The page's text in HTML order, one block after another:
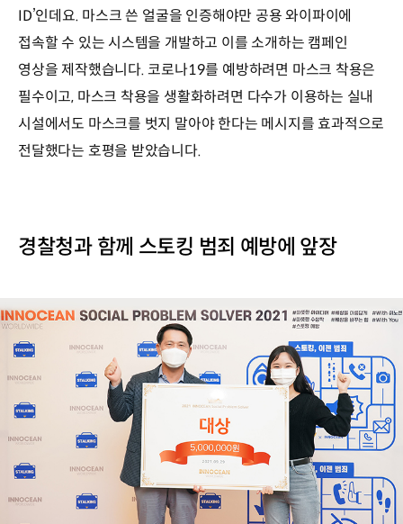
ID’인데요. 마스크 쓴 얼굴을 인증해야만 공용 와이파이에
접속할 수 있는 시스템을 개발하고 이를 소개하는 캠페인
영상을 제작했습니다. 코로나19를 예방하려면 마스크 착용은
필수이고, 마스크 착용을 생활화하려면 다수가 이용하는 실내
시설에서도 마스크를 벗지 말아야 한다는 메시지를 효과적으로
전달했다는 호평을 받았습니다.
경찰청과 함께 스토킹 범죄 예방에 앞장